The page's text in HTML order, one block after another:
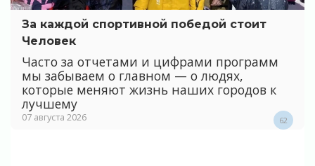
За каждой спортивной победой стоит
Человек
Часто за отчетами и цифрами программ
мы забываем о главном — о людях,
которые меняют жизнь наших городов к
лучшему
07 августа 2026 62